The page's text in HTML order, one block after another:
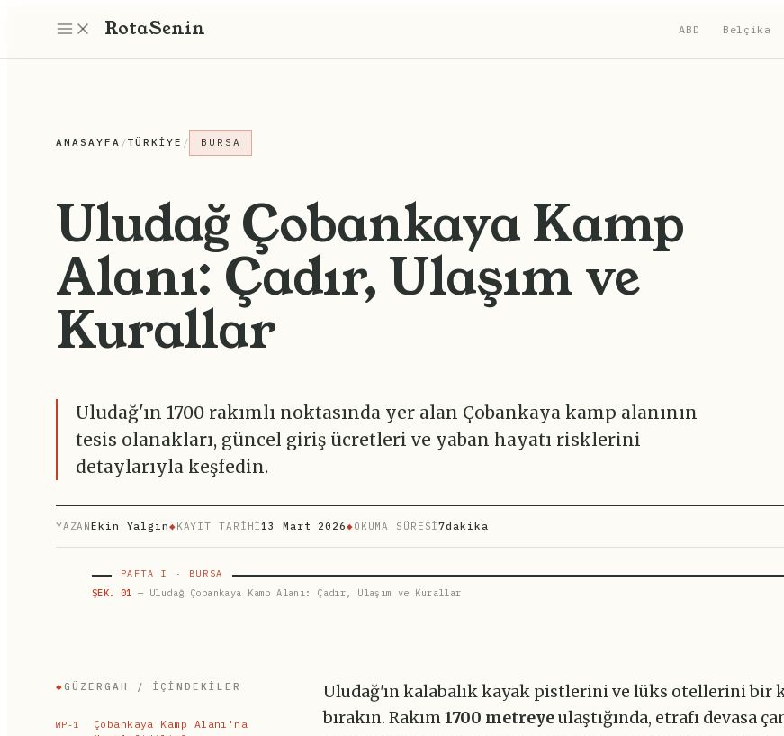
RotaSenin ABD Belçika
ANASAYFA /TÜRKIYE / BURSA
Uludağ Çobankaya Kamp
Alanı: Çadır, Ulaşım ve
Kurallar
Uludağ'ın 1700 rakımlı noktasında yer alan Çobankaya kamp alanının
tesis olanakları, güncel giriş ücretleri ve yaban hayatı risklerini
detaylarıyla keşfedin.
YAZANEkin Yalgın◆KAYIT TARİHİ13 Mart 2026◆OKUMA SÜRESİ7dakika
PAFTA I · BURSA
ŞEK. 01 — Uludağ Çobankaya Kamp Alanı: Çadır, Ulaşım ve Kurallar
◆ GÜZERGAH / İÇINDEKILER
WP-1
Çobankaya Kamp Alanı'na
Uludağ'ın kalabalık kayak pistlerini ve lüks otellerini bir
bırakın. Rakım1700 metreyeulaştığında, etrafı devasa